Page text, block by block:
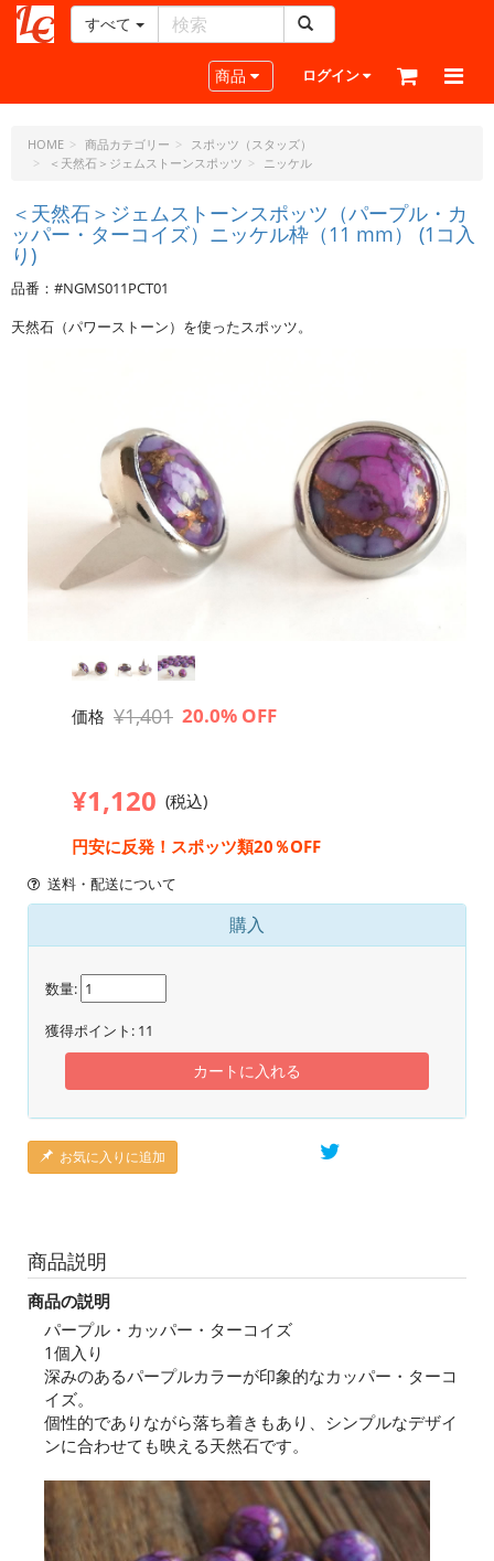
ー
ラ
フ
ド
ッ
ト・
ジ
ー
すべて
Toggle navigation
商品 ログイン
HOME 商品カテゴリー
スポッツ（スタッズ）
＜天然石＞ジェムストーンスポッツ
ニッケル
＜天然石＞ジェムストーンスポッツ（パープル・カ
ッパー・ターコイズ）ニッケル枠（11 mm） (1コ入
り)
品番：#NGMS011PCT01
天然石（パワーストーン）を使ったスポッツ。
価格 ¥1,401 20.0% OFF
¥1,120 (税込)
円安に反発！スポッツ類20％OFF
送料・配送について
購入
数量:
獲得ポイント: 11
カートに入れる
お気に入りに追加
商品説明
商品の説明
パープル・カッパー・ターコイズ
1個入り
深みのあるパープルカラーが印象的なカッパー・ターコ
イズ。
個性的でありながら落ち着きもあり、シンプルなデザイ
ンに合わせても映える天然石です。